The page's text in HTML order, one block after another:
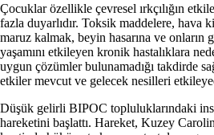
Çocuklar özellikle çevresel ırkçılığın
fazla duyarlıdır. Toksik maddelere,
maruz kalmak, beyin hasarına ve onların
yaşamını etkileyen kronik hastalıklara
uygun çözümler bulunamadığı takdirde
etkiler mevcut ve gelecek nesilleri
Düşük gelirli BIPOC topluluklarındaki
hareketini başlattı. Hareket, Kuzey